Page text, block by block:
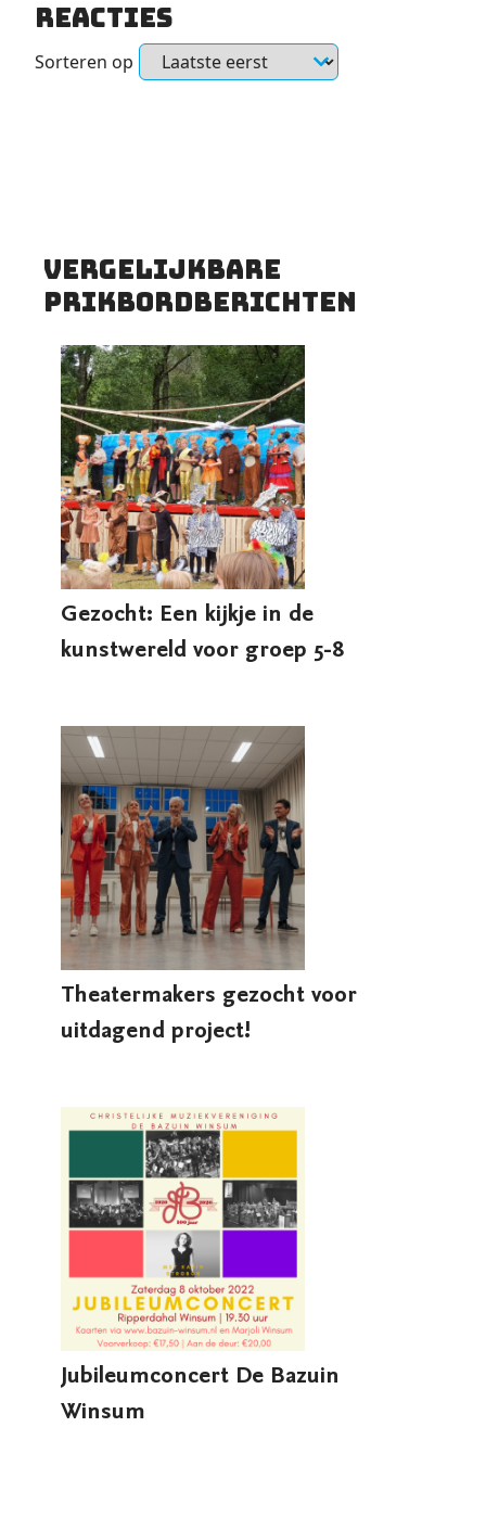
Reacties
Sorteren op
Vergelijkbare
prikbordberichten
Gezocht: Een kijkje in de
kunstwereld voor groep 5-8
Theatermakers gezocht voor
uitdagend project!
Jubileumconcert De Bazuin
Winsum